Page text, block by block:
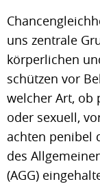
uns zentrale
körperlichen
schützen vor
welcher Art, ob
oder sexuell,
achten penibel
des
(AGG)